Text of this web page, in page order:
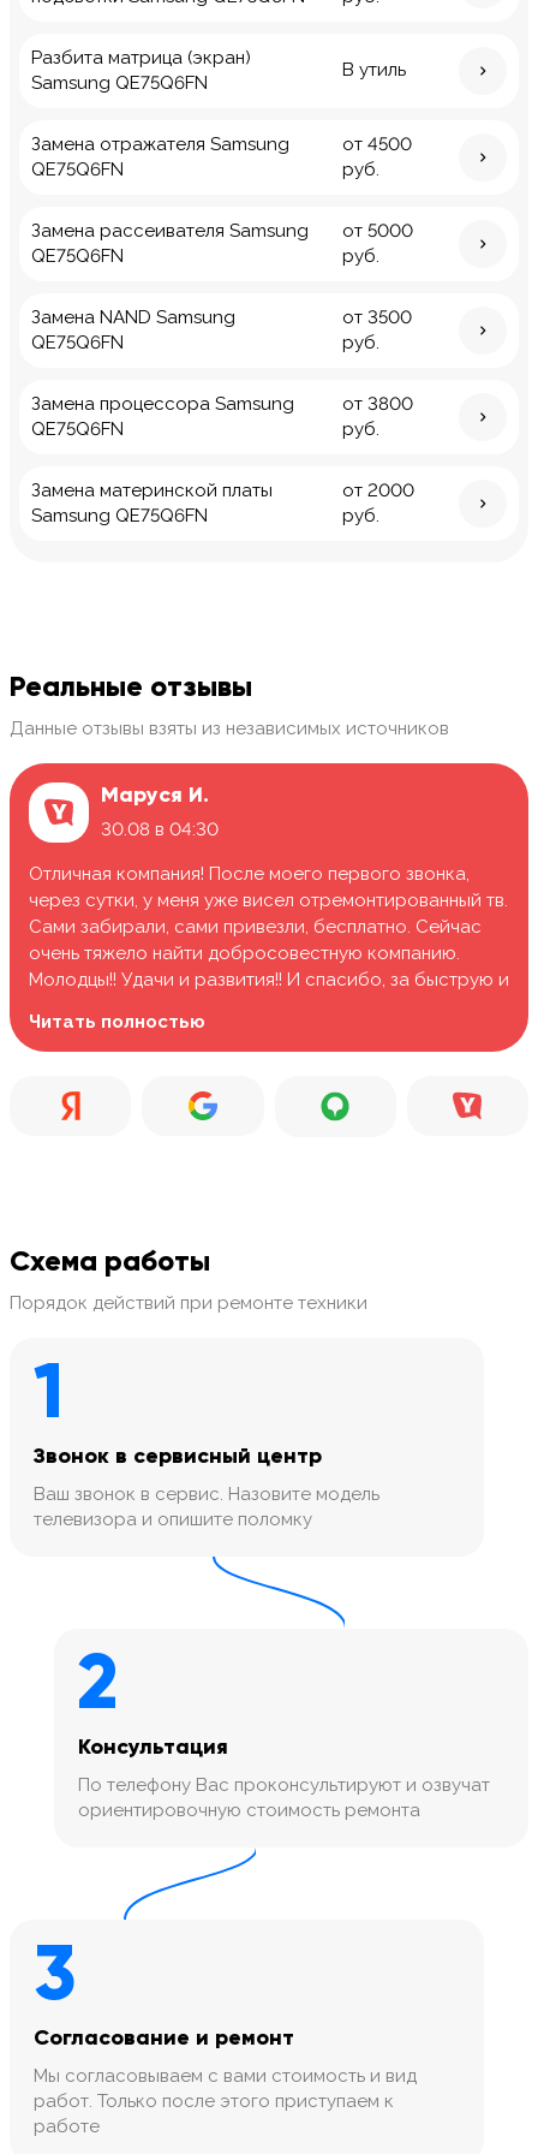
Разбита матрица (экран)
Samsung QE75Q6FN
В утиль
Замена отражателя Samsung
QE75Q6FN
от 4500
руб.
Замена рассеивателя Samsung
QE75Q6FN
от 5000
руб.
Замена NAND Samsung
QE75Q6FN
от 3500
руб.
Замена процессора Samsung
QE75Q6FN
от 3800
руб.
Замена материнской платы
Samsung QE75Q6FN
от 2000
руб.
Реальные отзывы
Данные отзывы взяты из независимых источников
Маруся И.
30.08 в 04:30
Отличная компания! После моего первого звонка,
через сутки, у меня уже висел отремонтированный тв.
Сами забирали, сами привезли, бесплатно. Сейчас
очень тяжело найти добросовестную компанию.
Молодцы!! Удачи и развития!! И спасибо, за быструю и
Читать полностью
Схема работы
Порядок действий при ремонте техники
1
Звонок в сервисный центр
Ваш звонок в сервис. Назовите модель
телевизора и опишите поломку
2
Консультация
По телефону Вас проконсультируют и озвучат
ориентировочную стоимость ремонта
3
Согласование и ремонт
Мы согласовываем с вами стоимость и вид
работ. Только после этого приступаем к
работе